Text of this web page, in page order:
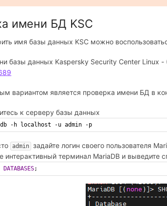
имени БД KSC
имя базы данных KSC можно
базы данных Kaspersky Security Center Linux -
вариантом является проверка имени БД в
к серверу базы данных
-h localhost -u admin -p
admin задайте логин своего пользователя
интерактивный терминал MariaDB и выведите
DATABASES;